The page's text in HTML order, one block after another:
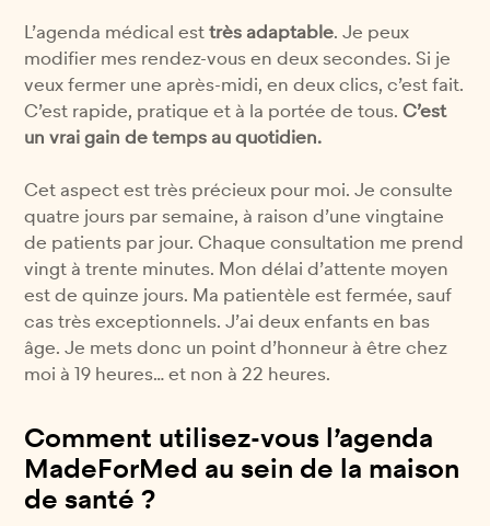
L’agenda médical est très adaptable. Je peux
modifier mes rendez-vous en deux secondes. Si je
veux fermer une après-midi, en deux clics, c’est fait.
C’est rapide, pratique et à la portée de tous. C’est
un vrai gain de temps au quotidien.
Cet aspect est très précieux pour moi. Je consulte
quatre jours par semaine, à raison d’une vingtaine
de patients par jour. Chaque consultation me prend
vingt à trente minutes. Mon délai d’attente moyen
est de quinze jours. Ma patientèle est fermée, sauf
cas très exceptionnels. J’ai deux enfants en bas
âge. Je mets donc un point d’honneur à être chez
moi à 19 heures… et non à 22 heures.
Comment utilisez-vous l’agenda
MadeForMed au sein de la maison
de santé ?